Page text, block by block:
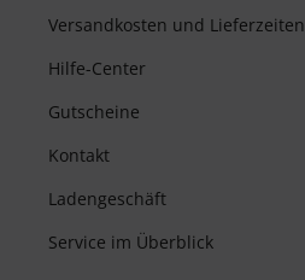
Versandkosten und Lieferzeiten
Hilfe-Center
Gutscheine
Kontakt
Ladengeschäft
Service im Überblick